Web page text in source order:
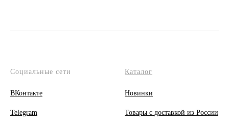
Социальные сети
ВКонтакте
Telegram
Каталог
Новинки
Товары с доставкой из России